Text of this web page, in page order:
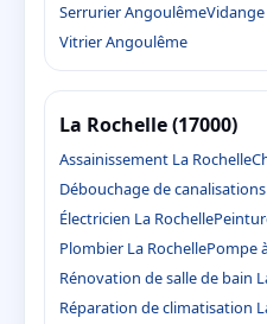
Serrurier Angoulême
Vitrier Angoulême
La Rochelle (17000)
Assainissement La Rochelle
Débouchage de
Électricien La Rochelle
Plombier La RochellePompe
Rénovation de salle de bain
Réparation de climatisation